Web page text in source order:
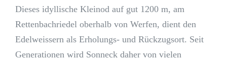
Dieses idyllische Kleinod auf gut 1200 m, am
Rettenbachriedel oberhalb von Werfen, dient den
Edelweissern als Erholungs- und Rückzugsort. Seit
Generationen wird Sonneck daher von vielen